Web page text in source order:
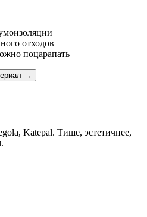
отходов
поцарапать
→
Katepal. Тише, эстетичнее,